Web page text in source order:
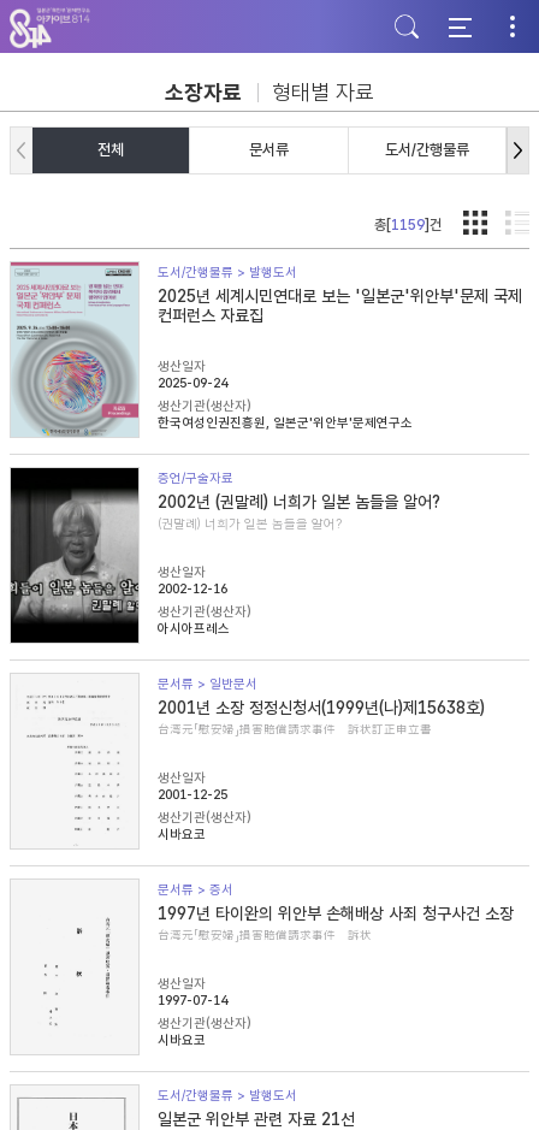
주
메
뉴
가
기
본
문
바
기
하
단
바
기
소장자료 형태별 자료
전체 문서류 도서/간행물류
총[1159]건
도서/간행물류 > 발행도서
2025년 세계시민연대로 보는 '일본군'위안부'문제 국제
컨퍼런스 자료집
생산일자
2025-09-24
생산기관(생산자)
한국여성인권진흥원, 일본군'위안부'문제연구소
증언/구술자료
2002년 (권말례) 너희가 일본 놈들을 알어?
(권말례) 너희가 일본 놈들을 알어?
생산일자
2002-12-16
생산기관(생산자)
아시아프레스
문서류 > 일반문서
2001년 소장 정정신청서(1999년(나)제15638호)
台湾元「慰安婦」損害賠償請求事件 訴状訂正申立書
생산일자
2001-12-25
생산기관(생산자)
시바요코
문서류 > 증서
1997년 타이완의 위안부 손해배상 사죄 청구사건 소장
台湾元「慰安婦」損害賠償請求事件 訴状
생산일자
1997-07-14
생산기관(생산자)
시바요코
도서/간행물류 > 발행도서
일본군 위안부 관련 자료 21선